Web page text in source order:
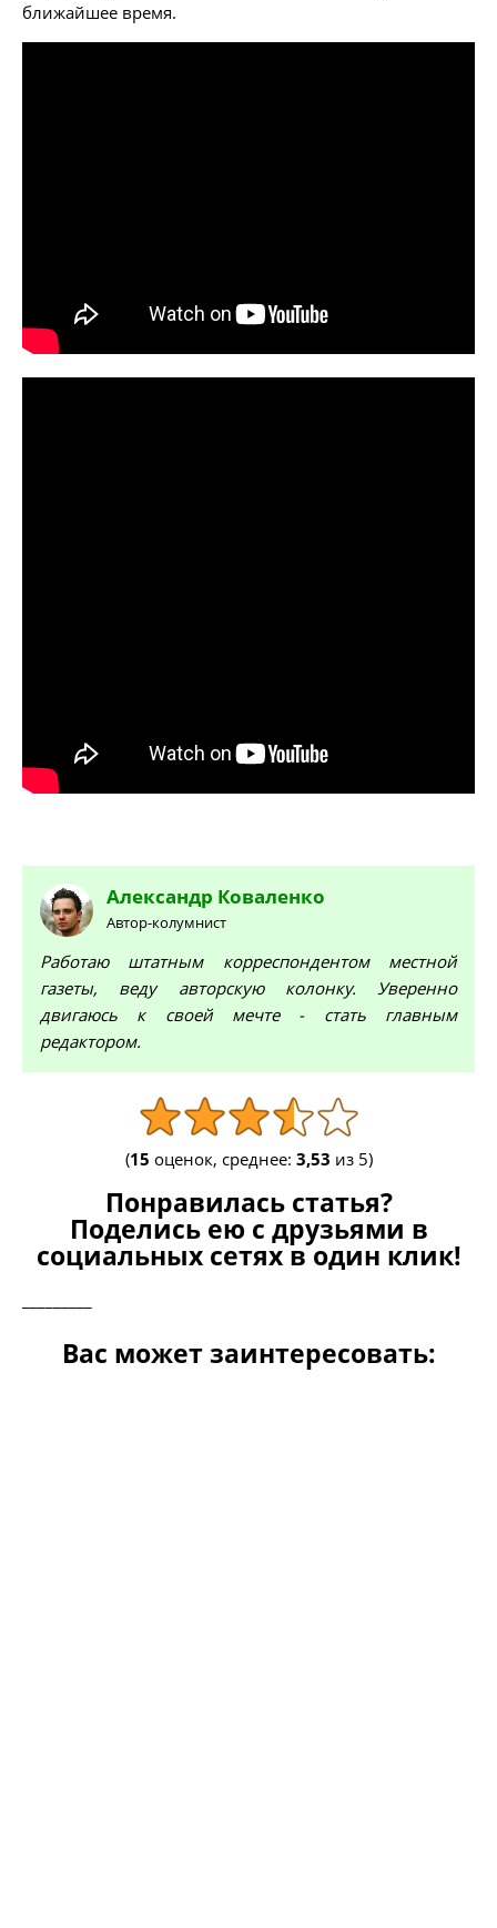
ближайшее время.
Александр Коваленко
Автор-колумнист
Работаю штатным корреспондентом местной
газеты, веду авторскую колонку. Уверенно
двигаюсь к своей мечте - стать главным
редактором.
(15 оценок, среднее: 3,53 из 5)
Понравилась статья?
Поделись ею с друзьями в
социальных сетях в один клик!
Вас может заинтересовать: